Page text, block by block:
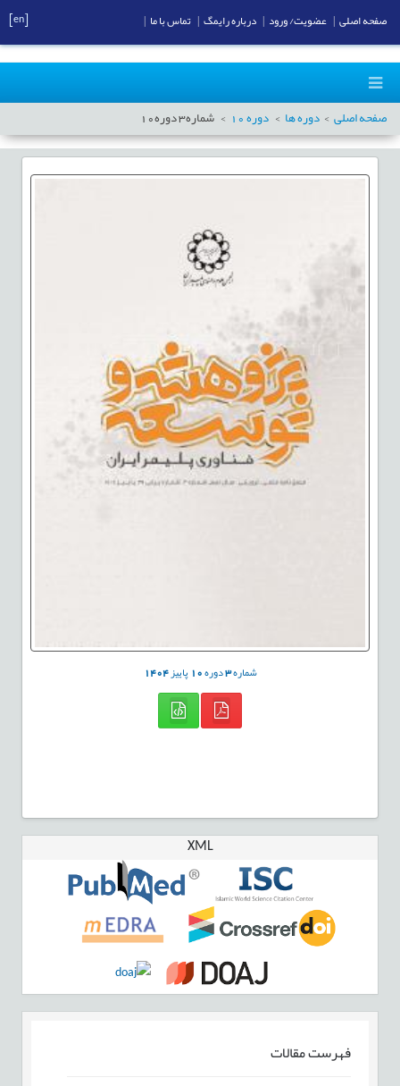
صفحه اصلی دوره ها دوره10 شماره3دوره10
شماره3دوره10پاییز1404
XML
فهرست مقالات
صفحه اصلی عضویت/ ورود درباره رایمگ تماس با ما